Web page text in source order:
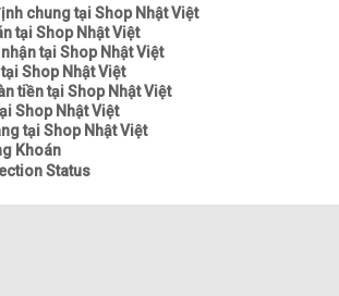
chung tại Shop Nhật Việt
tại Shop Nhật Việt
tại Shop Nhật Việt
Shop Nhật Việt
tiền tại Shop Nhật Việt
Shop Nhật Việt
tại Shop Nhật Việt
Khoán